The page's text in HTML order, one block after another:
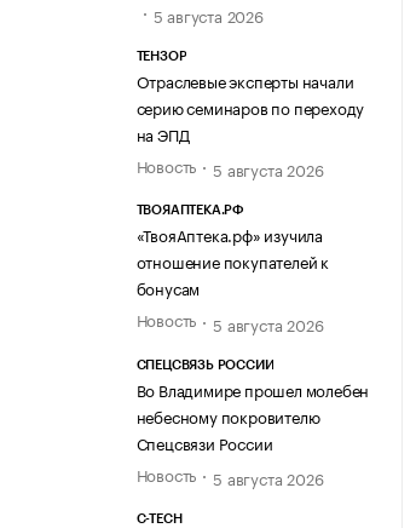
5 августа 2026
ТЕНЗОР
Отраслевые эксперты начали
серию семинаров по переходу
на ЭПД
Новость
5 августа 2026
ТВОЯАПТЕКА.РФ
«ТвояАптека.рф» изучила
отношение покупателей к
бонусам
Новость
5 августа 2026
СПЕЦСВЯЗЬ РОССИИ
Во Владимире прошел молебен
небесному покровителю
Спецсвязи России
Новость
5 августа 2026
C-TECH